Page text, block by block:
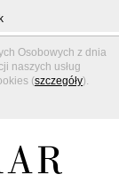
Osobowych z dnia
naszych usług
(szczegóły).